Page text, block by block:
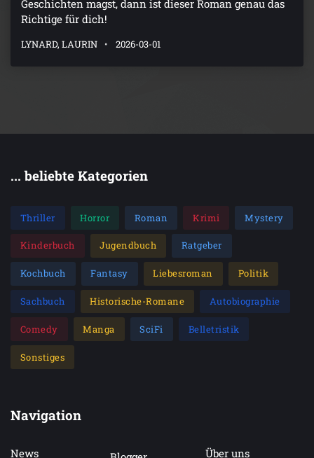
Geschichten magst, dann ist dieser Roman genau das
Richtige für dich!
LYNARD, LAURIN 2026-03-01
... beliebte Kategorien
Thriller Horror Roman Krimi Mystery
Kinderbuch Jugendbuch Ratgeber
Kochbuch Fantasy Liebesroman Politik
Sachbuch Historische-Romane Autobiographie
Comedy Manga SciFi Belletristik
Sonstiges
Navigation
News Über uns